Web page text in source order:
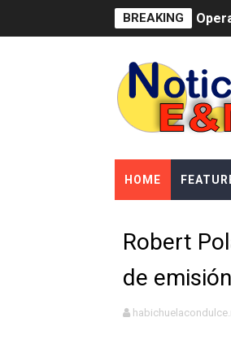
BREAKING
-
El
HOME
Robert
de